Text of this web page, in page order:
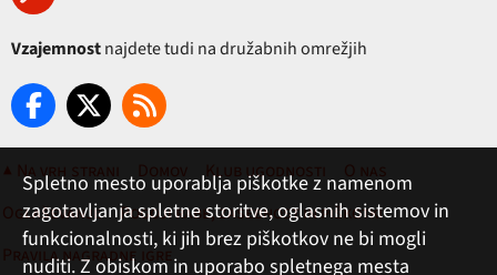
Vzajemnostnajdete tudi na družabnih omrežjih
▲ Na vrh strani Domov Klub ugodnosti
O nas
Oglaševanje
Pogoji rabe, zasebnost in piškotki
Pravila nagradne igre
Spletno mesto uporablja piškotke z namenom
zagotavljanja spletne storitve, oglasnih sistemov in
funkcionalnosti, ki jih brez piškotkov ne bi mogli
nuditi. Z obiskom in uporabo spletnega mesta